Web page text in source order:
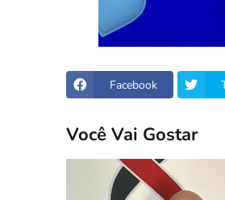
Facebook
Você Vai Gostar